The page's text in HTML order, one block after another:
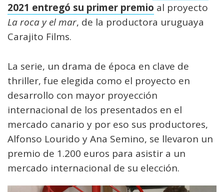
2021 entregó su primer premio al proyecto
La roca y el mar, de la productora uruguaya
Carajito Films.
La serie, un drama de época en clave de
thriller, fue elegida como el proyecto en
desarrollo con mayor proyección
internacional de los presentados en el
mercado canario y por eso sus productores,
Alfonso Lourido y Ana Semino, se llevaron un
premio de 1.200 euros para asistir a un
mercado internacional de su elección.